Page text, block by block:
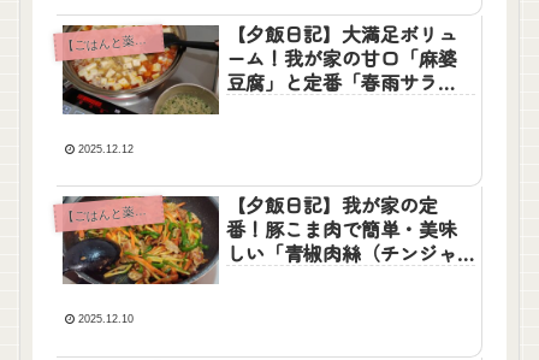
【
ごはんと薬膳】
【夕飯日記】大満足ボリュ
ーム！我が家の甘口「麻婆
豆腐」と定番「春雨サラ
2025.12.12
【
ごはんと薬膳】
【夕飯日記】我が家の定
番！豚こま肉で簡単・美味
しい「青椒肉絲（チンジャ
2025.12.10